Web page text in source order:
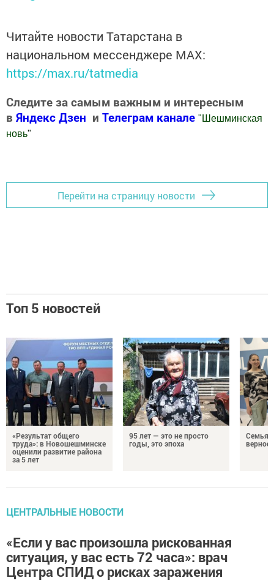
Читайте новости Татарстана в
национальном мессенджере MАХ:
https://max.ru/tatmedia
Следите за самым важным и интересным
в Яндекс Дзен и Телеграм канале " Шешминская
новь"
Перейти на страницу новости
Топ 5 новостей
«Результат общего
труда»: в Новошешминске
оценили развитие района
за 5 лет
95 лет — это не просто
годы, это эпоха
Семья
ЦЕНТРАЛЬНЫЕ НОВОСТИ
«Если у вас произошла рискованная
ситуация, у вас есть 72 часа»: врач
Центра СПИД о рисках заражения